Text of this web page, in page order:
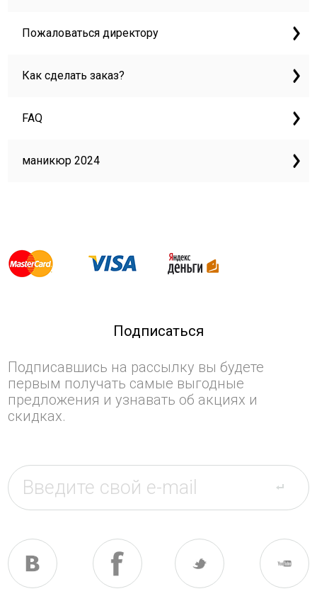
Пожаловаться директору
Как сделать заказ?
FAQ
маникюр 2024
Подписаться
Подписавшись на рассылку вы будете
первым получать самые выгодные
предложения и узнавать об акциях и
скидках.